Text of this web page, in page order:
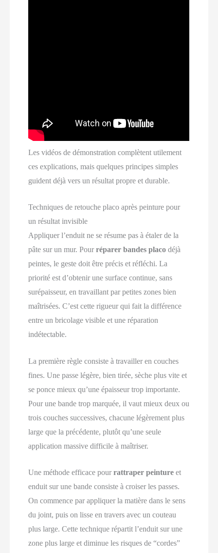
Les vidéos de démonstration complètent utilement
ces explications, mais quelques principes simples
guident déjà vers un résultat propre et durable.
Techniques de retouche placo après peinture pour
un résultat invisible
Appliquer l’enduit ne se résume pas à étaler de la
pâte sur un mur. Pourréparer bandes placo déjà
peintes, le geste doit être précis et réfléchi. La
priorité est d’obtenir une surface continue, sans
surépaisseur, en travaillant par petites zones bien
maîtrisées. C’est cette rigueur qui fait la différence
entre un bricolage visible et une réparation
indétectable.
La première règle consiste à travailler en couches
fines. Une passe légère, bien tirée, sèche plus vite et
se ponce mieux qu’une épaisseur trop importante.
Pour une bande trop marquée, il vaut mieux deux ou
trois couches successives, chacune légèrement plus
large que la précédente, plutôt qu’une seule
application massive difficile à maîtriser.
Une méthode efficace pourrattraper peinture et
enduit sur une bande consiste à croiser les passes.
On commence par appliquer la matière dans le sens
du joint, puis on lisse en travers avec un couteau
plus large. Cette technique répartit l’enduit sur une
zone plus large et diminue les risques de “cordes”